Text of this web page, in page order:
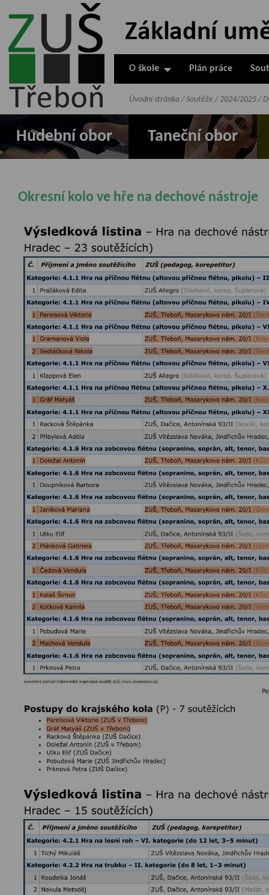
ZUŠ Třeboň -
Základní
umělecká škola
O škole Plán práce
Hudební obor Taneční obor
Úvodní stránka / Soutěže / 2024/2025 /
Okresní kolo ve hře na dechové nástroje